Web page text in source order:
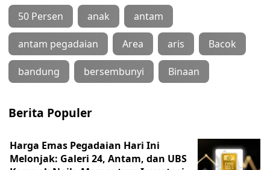
50 Persen anak antam
antam pegadaian Area aris Bacok
bandung bersembunyi Binaan
Berita Populer
Harga Emas Pegadaian Hari Ini
Melonjak: Galeri 24, Antam, dan UBS